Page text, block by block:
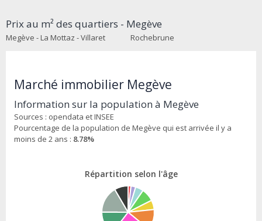
Prix au m² des quartiers - Megève
Megève - La Mottaz - Villaret Rochebrune
Marché immobilier Megève
Information sur la population à Megève
Sources : opendata et INSEE
Pourcentage de la population de Megève qui est arrivée il y a
moins de 2 ans : 8.78%
Répartition selon l'âge